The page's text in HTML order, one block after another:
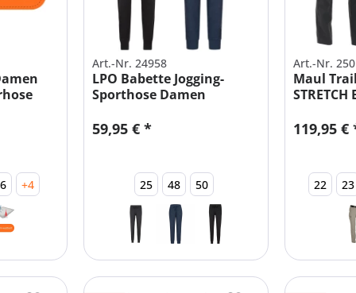
+4
Art.-Nr. 24958
LPO Babette Jogging-
Sporthose Damen
59,95 € *
25 48 50
Art.-Nr.
Maul
119,95 €
22 23